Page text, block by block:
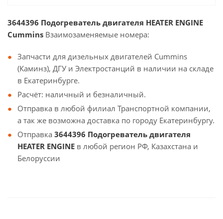
3644396 Подогреватель двигателя HEATER ENGINE
Cummins Взаимозаменяемые номера:
Запчасти для дизельных двигателей Cummins
(Каминз), ДГУ и Электростанций в наличии на складе
в Екатеринбурге.
Расчёт: наличный и безналичный.
Отправка в любой филиал Транспортной компании,
а так же возможна доставка по городу Екатеринбургу.
Отправка 3644396 Подогреватель двигателя
HEATER ENGINE в любой регион РФ, Казахстана и
Белоруссии